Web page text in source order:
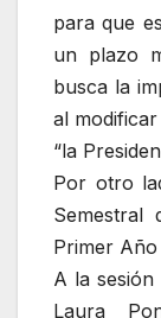
para que
un plazo
busca la
al
“la
Por otro
Semestral
Primer Año
A la sesión
Laura